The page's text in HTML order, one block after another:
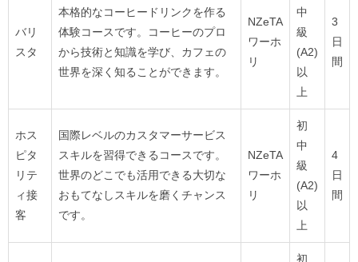
バリ
スタ
本格的なコーヒードリンクを作る
体験コースです。コーヒーのプロ
から技術と知識を学び、カフェの
世界を深く知ることができます。
NZeTA
ワーホ
リ
中
級
(A2)
以
上
3
日
間
ホス
ピタ
リテ
ィ接
客
国際レベルのカスタマーサービス
スキルを習得できるコースです。
世界のどこでも活用できる大切な
おもてなしスキルを磨くチャンス
です。
NZeTA
ワーホ
リ
初
中
級
(A2)
以
上
4
日
間
初